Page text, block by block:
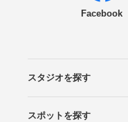
Facebook
スタジオを探す
エリアから探す
こだわりから探す
NEW PHOTO
プランから探す
フォトタイプ診断
フォトグラファー
国内リゾートから探
スポットを探す